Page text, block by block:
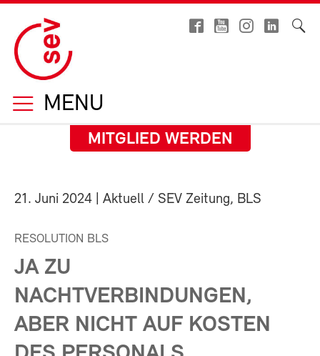
MENU
MITGLIED WERDEN
21. Juni 2024 | Aktuell / SEV Zeitung, BLS
RESOLUTION BLS
JA ZU
NACHTVERBINDUNGEN,
ABER NICHT AUF KOSTEN